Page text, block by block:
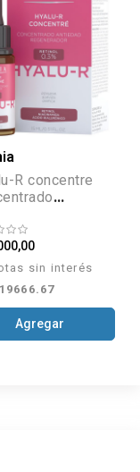
R concentre
x 15 ml
sin interés
Agregar